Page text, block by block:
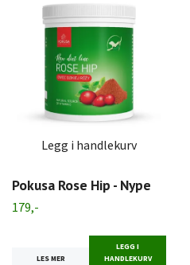
Legg i handlekurv
Pokusa Rose Hip - Nype
179,-
LES MER
LEGG I
HANDLEKURV